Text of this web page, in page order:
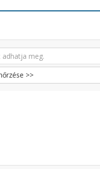
>>